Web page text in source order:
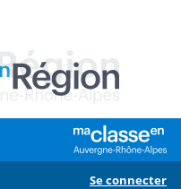
Se connecter